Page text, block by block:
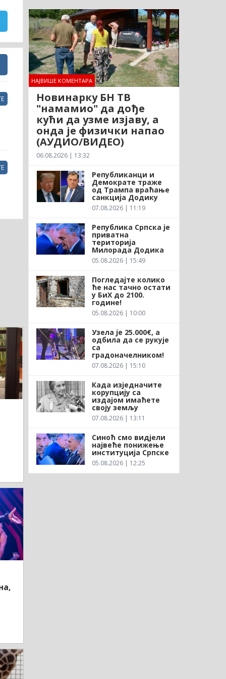
НАЈВИШЕ КОМЕНТАРА
Новинарку БН ТВ
"намамио" да дође
кући да узме изјаву, а
онда је физички напао
(АУДИО/ВИДЕО)
06.08.2026 | 13:32
Републиканци и
Демократе траже
од Трампа враћање
санкција Додику
07.08.2026 | 11:19
Република Српска је
приватна
територија
Милорада Додика
05.08.2026 | 15:49
Погледајте колико
ће нас тачно остати
у БиХ до 2100.
године!
05.08.2026 | 10:00
Узела је 25.000€, а
одбила да се рукује
са
градоначелником!
07.08.2026 | 15:10
Када изједначите
корупцију са
издајом имаћете
своју земљу
07.08.2026 | 13:11
Синоћ смо видјели
највеће понижење
институција Српске
05.08.2026 | 12:25